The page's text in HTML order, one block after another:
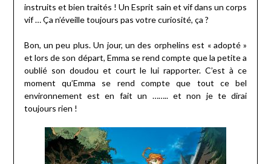
instruits et bien traités ! Un Esprit sain et vif dans un corps
vif … Ça n’éveille toujours pas votre curiosité, ça ?
Bon, un peu plus. Un jour, un des orphelins est « adopté »
et lors de son départ, Emma se rend compte que la petite a
oublié son doudou et court le lui rapporter. C’est à ce
moment qu’Emma se rend compte que tout ce bel
environnement est en fait un …….. et non je te dirai
toujours rien !